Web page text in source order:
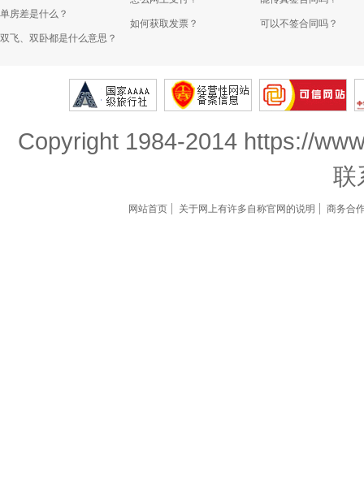
单房差是什么？
双飞、双卧都是什么意思？
如何获取发票？ 可以不签合同吗？
Copyright 1984-2014 https://
联
网站首页 关于网上有许多自称官网的说明 商务合